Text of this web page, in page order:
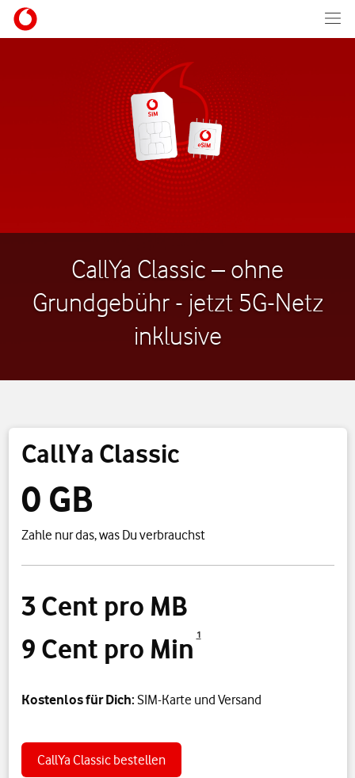
CallYa Classic – ohne
Grundgebühr - jetzt 5G-Netz
inklusive
CallYa Classic
0 GB
Zahle nur das, was Du verbrauchst
3 Cent pro MB
9 Cent pro Min 1
Kostenlos für Dich: SIM-Karte und Versand
CallYa Classic bestellen